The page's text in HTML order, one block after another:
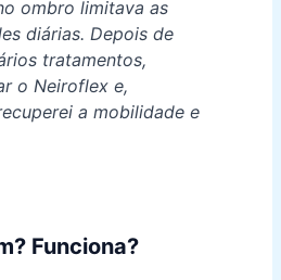
ombro limitava as
diárias. Depois de
tratamentos,
o Neiroflex e,
a mobilidade e
Funciona?